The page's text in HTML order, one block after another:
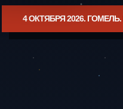
4 ОКТЯБРЯ 2026. ГОМЕЛЬ.